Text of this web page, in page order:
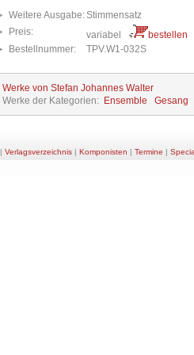
Weitere Ausgabe:Stimmensatz
Preis:
variabel
bestellen
Bestellnummer:
TPV.W1-032S
Werke von Stefan Johannes Walter
Werke der Kategorien: Ensemble Gesang
| Verlagsverzeichnis| Komponisten | Termine |